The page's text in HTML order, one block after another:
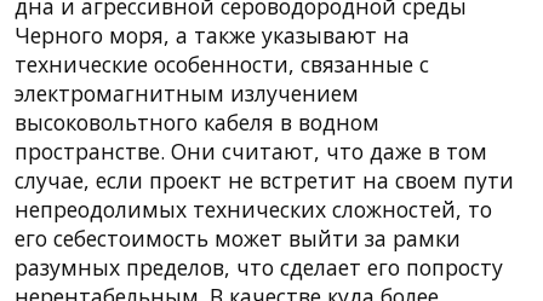
Черного моря, а также указывают на
технические особенности, связанные с
электромагнитным излучением
высоковольтного кабеля в водном
пространстве. Они считают, что даже в том
случае, если проект не встретит на своем пути
непреодолимых технических сложностей, то
его себестоимость может выйти за рамки
разумных пределов, что сделает его попросту